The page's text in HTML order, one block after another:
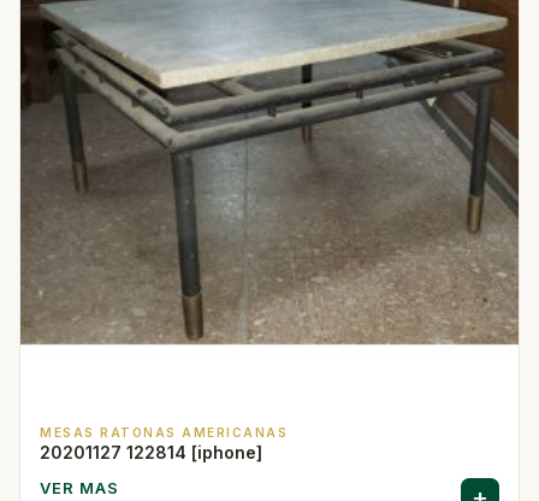
MESAS RATONAS AMERICANAS
20201127 122814 [iphone]
VER MAS